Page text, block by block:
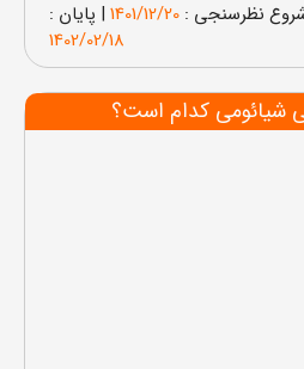
نظرسنجی : 1401/12/20 | پایان :
1402/02/18
شیائومی کدام است؟